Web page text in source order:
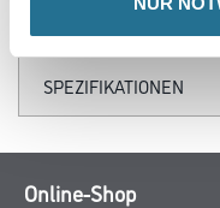
SPEZIFIKATIONEN
Online-Shop